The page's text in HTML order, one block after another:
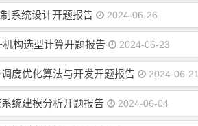
系统设计开题报告 2024-06-26
构选型计算开题报告 2024-06-23
度优化算法与开发开题报告 2024-06-21
统建模分析开题报告 2024-06-04